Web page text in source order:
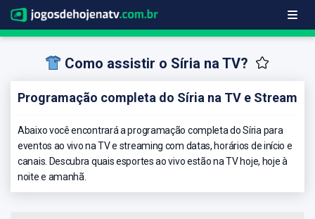
Como assistir o Síria na TV?
Programação completa do Síria na TV e Stream
Abaixo você encontrará a programação completa do Síria para
eventos ao vivo na TV e streaming com datas, horários de início e
canais. Descubra quais esportes ao vivo estão na TV hoje, hoje à
noite e amanhã.